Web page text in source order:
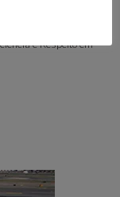
e Respeito em